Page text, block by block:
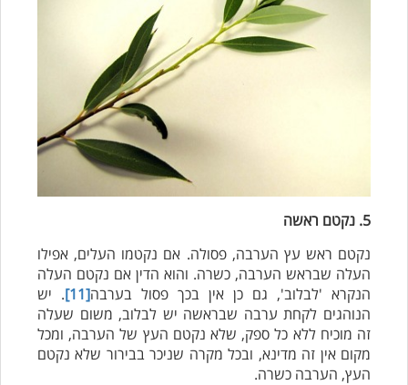
5. נקטם ראשה
נקטם ראש עץ הערבה, פסולה. אם נקטמו העלים, אפילו
העלה שבראש הערבה, כשרה. והוא הדין אם נקטם העלה
הנקרא 'לבלוב', גם כן אין בכך פסול בערבה[11]
. יש
הנוהגים לקחת ערבה שבראשה יש לבלוב, משום שעלה
זה מוכיח ללא כל ספק, שלא נקטם העץ של הערבה, ומכל
מקום אין זה מדינא, ובכל מקרה שניכר בבירור שלא נקטם
העץ, הערבה כשרה.